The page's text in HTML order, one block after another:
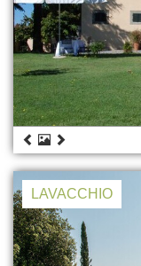
LAVACCHIO